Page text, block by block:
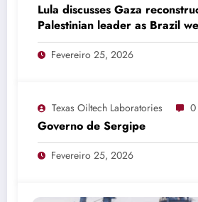
Lula discusses Gaza
Palestinian leader as Brazil
invitation
Fevereiro 25, 2026
Texas Oiltech Laboratories 0
Governo de Sergipe
Fevereiro 25, 2026